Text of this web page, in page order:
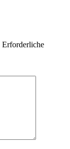
Erforderliche